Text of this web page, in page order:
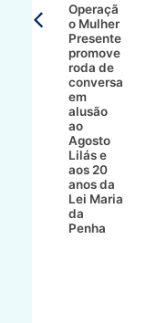
Operaçã
o Mulher
Presente
promove
roda de
conversa
em
alusão
ao
Agosto
Lilás e
aos 20
anos da
Lei Maria
da
Penha